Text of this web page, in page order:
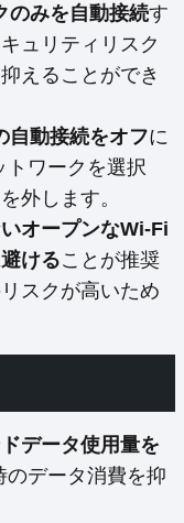
のみを自動接続す
ュリティリスク
えることができ
自動接続をオフに
トワークを選択
外します。
オープンなWi-Fi
けることが推奨
スクが高いため
データ使用量を
データ消費を抑